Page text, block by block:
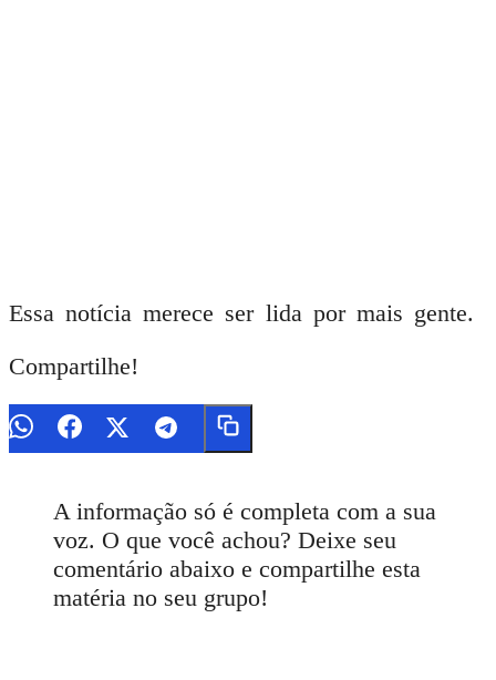
Essa notícia merece ser lida por mais gente.
Compartilhe!
A informação só é completa com a sua
voz. O que você achou? Deixe seu
comentário abaixo e compartilhe esta
matéria no seu grupo!